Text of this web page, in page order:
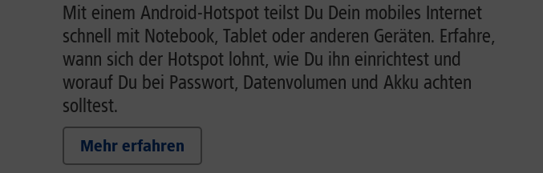
Mit einem Android-Hotspot teilst Du Dein mobiles Internet
schnell mit Notebook, Tablet oder anderen Geräten. Erfahre,
wann sich der Hotspot lohnt, wie Du ihn einrichtest und
worauf Du bei Passwort, Datenvolumen und Akku achten
solltest.
Mehr erfahren